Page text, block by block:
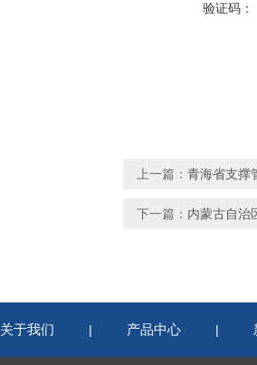
验证码：
上一篇： 青海省支撑
下一篇： 内蒙古自治
关于我们 | 产品中心 |